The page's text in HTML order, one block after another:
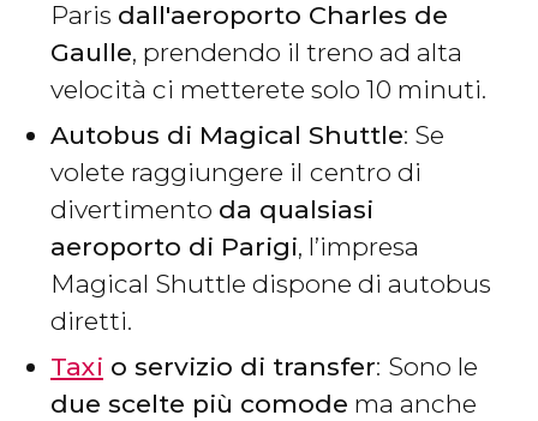
Paris dall'aeroporto Charles de
Gaulle, prendendo il treno ad alta
velocità ci metterete solo 10 minuti.
Autobus di Magical Shuttle: Se
volete raggiungere il centro di
divertimento da qualsiasi
aeroporto di Parigi, l’impresa
Magical Shuttle dispone di autobus
diretti.
Taxi o servizio di transfer: Sono le
due scelte più comode ma anche